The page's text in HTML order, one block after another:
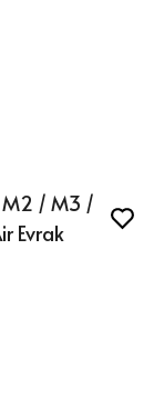
M2 / M3 /
Evrak